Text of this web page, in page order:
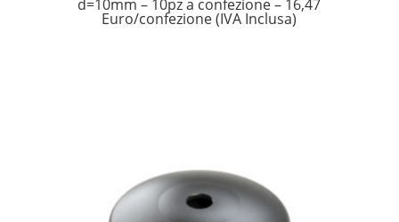
d=10mm – 10pz a confezione – 16,47
Euro/confezione (IVA Inclusa)